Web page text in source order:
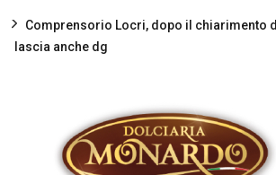
Comprensorio Locri, dopo il chiarimento
lascia anche dg